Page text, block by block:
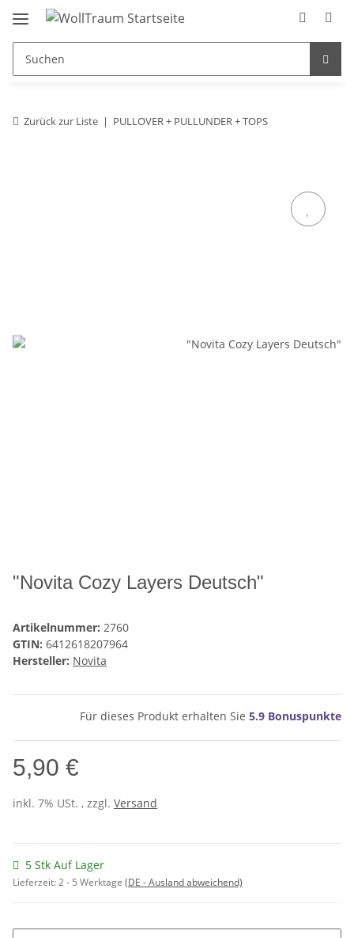
Zurück zur Liste PULLOVER + PULLUNDER + TOPS
"Novita Cozy Layers Deutsch"
Artikelnummer: 2760
GTIN: 6412618207964
Hersteller: Novita
Für dieses Produkt erhalten Sie 5.9 Bonuspunkte
5,90 €
inkl. 7% USt. , zzgl. Versand
5 Stk Auf Lager
Lieferzeit:2 - 5 Werktage (DE - Ausland abweichend)